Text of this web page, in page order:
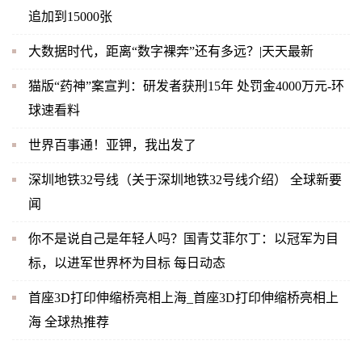
追加到15000张
大数据时代，距离“数字裸奔”还有多远？|天天最新
猫版“药神”案宣判：研发者获刑15年 处罚金4000万元-环
球速看料
世界百事通！亚钾，我出发了
深圳地铁32号线（关于深圳地铁32号线介绍） 全球新要
闻
你不是说自己是年轻人吗？国青艾菲尔丁：以冠军为目
标，以进军世界杯为目标 每日动态
首座3D打印伸缩桥亮相上海_首座3D打印伸缩桥亮相上
海 全球热推荐